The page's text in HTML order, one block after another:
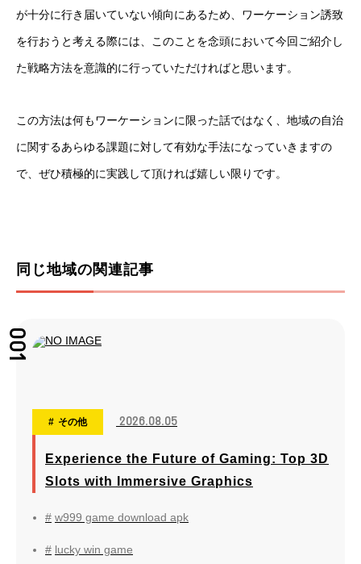
が十分に行き届いていない傾向にあるため、ワーケーション誘致
を行おうと考える際には、このことを念頭において今回ご紹介し
た戦略方法を意識的に行っていただければと思います。
この方法は何もワーケーションに限った話ではなく、地域の自治
に関するあらゆる課題に対して有効な手法になっていきますの
で、ぜひ積極的に実践して頂ければ嬉しい限りです。
同じ地域の関連記事
001
その他 2026.08.05
Experience the Future of Gaming: Top 3D
Slots with Immersive Graphics
w999 game download apk
lucky win game